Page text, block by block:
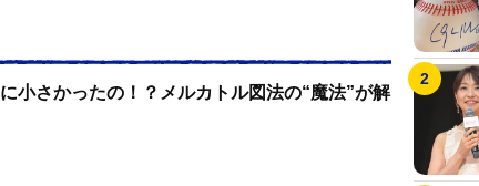
小さかったの！？メルカトル図法の“魔法”が解